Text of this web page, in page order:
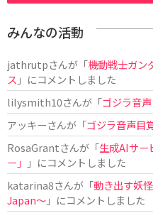
みんなの活動
jathrutpさんが「機動戦士ガン
ス 」にコメントしました
lilysmith10さんが「ゴジラ音
アッキーさんが「ゴジラ音声目
RosaGrantさんが「生成AIサー
ー」
」にコメントしました
katarina8さんが「動き出す妖
Japan〜」にコメントしました